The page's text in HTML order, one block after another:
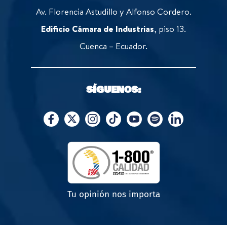
Av. Florencia Astudillo y Alfonso Cordero.
Edificio Cámara de Industrias, piso 13.
Cuenca – Ecuador.
SÍGUENOS:
Tu opinión nos importa